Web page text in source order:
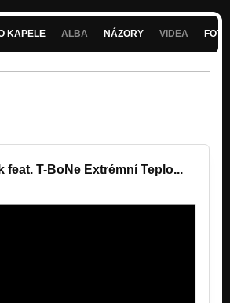
KAPELE ALBA NÁZORY VIDEA
feat. T-BoNe Extrémní Teplo...